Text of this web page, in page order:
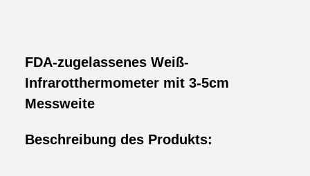
FDA-zugelassenes Weiß-
Infrarotthermometer mit 3-5cm
Messweite
Beschreibung des Produkts: